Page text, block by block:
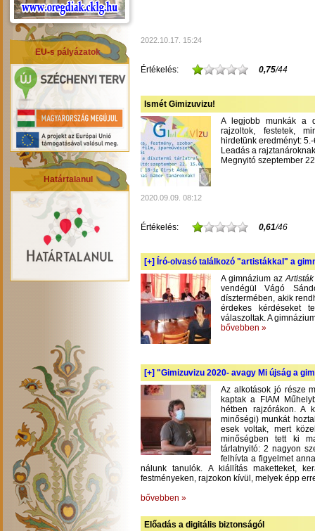
EU-s pályázatok
Határtalanul
2022.10.17. 15:24
Értékelés: 0,75/44
Ismét Gimizuvizu!
A legjobb munkák a
rajzoltok, festetek,
hirdetünk eredményt:
Leadás a
Megnyitó szeptember
2020.09.09. 08:12
Értékelés: 0,61/46
[+] Író-olvasó találkozó "artistákkal" a
A gimnázium az
vendégül Vágó
dísztermében, akik
érdekes kérdéseket
válaszoltak. A
bővebben »
[+] "Gimizuvizu 2020- avagy Mi újság a
Az alkotások jó része
kaptak a FIAM
hétben rajzórákon. A
minőségi) munkát
esek voltak, mert
minőségben tett ki
tárlatnyitó: 2 nagyon
felhívta a figyelmet
nálunk tanulók. A kiállítás maketteket,
festményeken, rajzokon kívül, melyek épp
bővebben »
Előadás a digitális biztonságól